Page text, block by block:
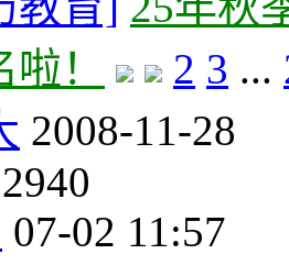
！
2 3 ...
2008-11-28
07-02 11:57